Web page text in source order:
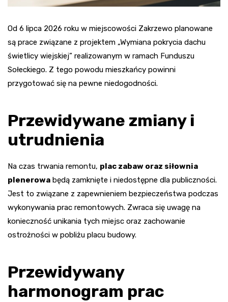
Od 6 lipca 2026 roku w miejscowości Zakrzewo planowane
są prace związane z projektem „Wymiana pokrycia dachu
świetlicy wiejskiej” realizowanym w ramach Funduszu
Sołeckiego. Z tego powodu mieszkańcy powinni
przygotować się na pewne niedogodności.
Przewidywane zmiany i
utrudnienia
Na czas trwania remontu, plac zabaw oraz siłownia
plenerowa będą zamknięte i niedostępne dla publiczności.
Jest to związane z zapewnieniem bezpieczeństwa podczas
wykonywania prac remontowych. Zwraca się uwagę na
konieczność unikania tych miejsc oraz zachowanie
ostrożności w pobliżu placu budowy.
Przewidywany
harmonogram prac